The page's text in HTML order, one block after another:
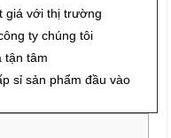
giá với thị trường
ty chúng tôi
tận tâm
sỉ sản phẩm đầu vào